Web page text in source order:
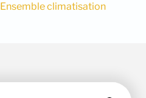
Ensemble climatisation